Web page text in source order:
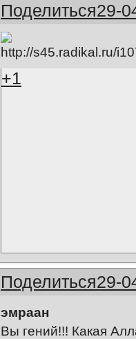
Поделиться29-
+1
Поделиться29-
эмраан
Вы гений!!! Какая